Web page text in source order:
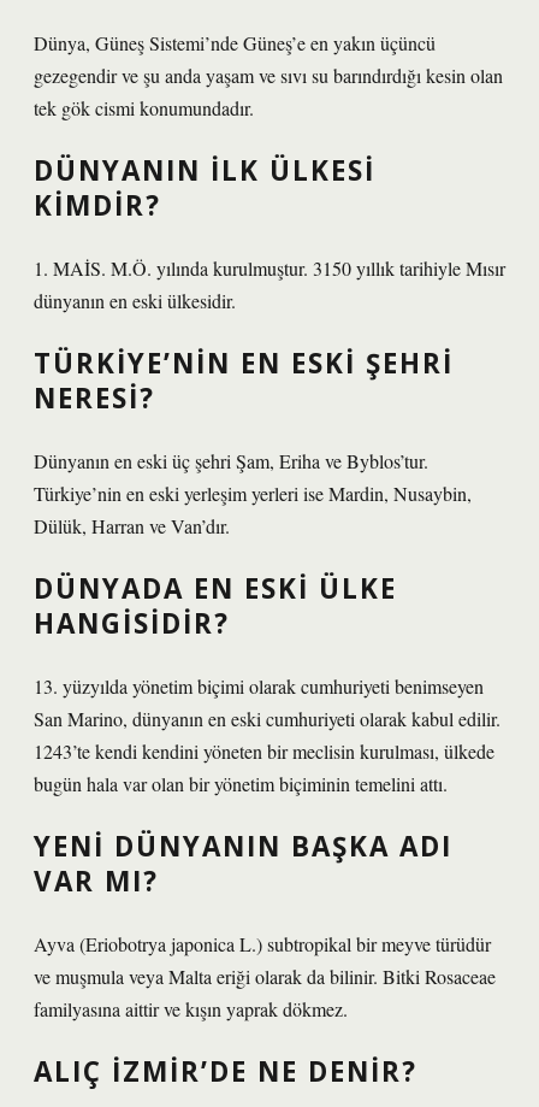
Dünya, Güneş Sistemi’nde Güneş’e en yakın üçüncü
gezegendir ve şu anda yaşam ve sıvı su barındırdığı kesin olan
tek gök cismi konumundadır.
DÜNYANIN ILK ÜLKESI
KIMDIR?
1. MAİS. M.Ö. yılında kurulmuştur. 3150 yıllık tarihiyle Mısır
dünyanın en eski ülkesidir.
TÜRKIYE’NIN EN ESKI ŞEHRI
NERESI?
Dünyanın en eski üç şehri Şam, Eriha ve Byblos’tur.
Türkiye’nin en eski yerleşim yerleri ise Mardin, Nusaybin,
Dülük, Harran ve Van’dır.
DÜNYADA EN ESKI ÜLKE
HANGISIDIR?
13. yüzyılda yönetim biçimi olarak cumhuriyeti benimseyen
San Marino, dünyanın en eski cumhuriyeti olarak kabul edilir.
1243’te kendi kendini yöneten bir meclisin kurulması, ülkede
bugün hala var olan bir yönetim biçiminin temelini attı.
YENI DÜNYANIN BAŞKA ADI
VAR MI?
Ayva (Eriobotrya japonica L.) subtropikal bir meyve türüdür
ve muşmula veya Malta eriği olarak da bilinir. Bitki Rosaceae
familyasına aittir ve kışın yaprak dökmez.
ALIÇ İZMIR’DE NE DENIR?